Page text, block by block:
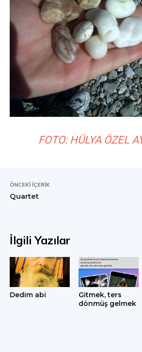
FOTO: HÜLYA ÖZEL
ÖNCEKI İÇERIK
Quartet
İlgili Yazılar
Dedim abi
Gitmek, ters
dönmüş gelmek